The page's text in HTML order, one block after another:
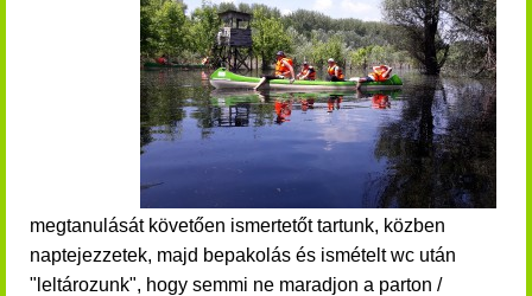
megtanulását követően ismertetőt tartunk, közben
naptejezzetek, majd bepakolás és ismételt wc után
"leltározunk", hogy semmi ne maradjon a parton /